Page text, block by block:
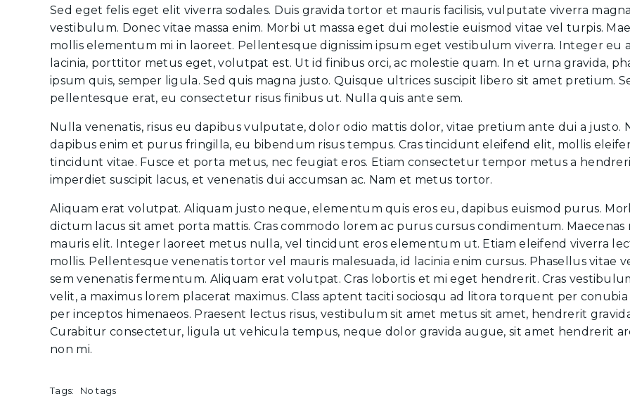
Sed eget felis eget elit viverra sodales. Duis gravida tortor et mauris facilisis, vulputate viverra
vestibulum. Donec vitae massa enim. Morbi ut massa eget dui molestie euismod vitae vel turpis.
mollis elementum mi in laoreet. Pellentesque dignissim ipsum eget vestibulum viverra. Integer eu
lacinia, porttitor metus eget, volutpat est. Ut id finibus orci, ac molestie quam. In et urna gravida,
ipsum quis, semper ligula. Sed quis magna justo. Quisque ultrices suscipit libero sit amet pretium.
pellentesque erat, eu consectetur risus finibus ut. Nulla quis ante sem.
Nulla venenatis, risus eu dapibus vulputate, dolor odio mattis dolor, vitae pretium ante dui a justo.
dapibus enim et purus fringilla, eu bibendum risus tempus. Cras tincidunt eleifend elit, mollis
tincidunt vitae. Fusce et porta metus, nec feugiat eros. Etiam consectetur tempor metus a
imperdiet suscipit lacus, et venenatis dui accumsan ac. Nam et metus tortor.
Aliquam erat volutpat. Aliquam justo neque, elementum quis eros eu, dapibus euismod purus.
dictum lacus sit amet porta mattis. Cras commodo lorem ac purus cursus condimentum. Maecenas
mauris elit. Integer laoreet metus nulla, vel tincidunt eros elementum ut. Etiam eleifend viverra
mollis. Pellentesque venenatis tortor vel mauris malesuada, id lacinia enim cursus. Phasellus vitae
sem venenatis fermentum. Aliquam erat volutpat. Cras lobortis et mi eget hendrerit. Cras
velit, a maximus lorem placerat maximus. Class aptent taciti sociosqu ad litora torquent per conubia
per inceptos himenaeos. Praesent lectus risus, vestibulum sit amet metus sit amet, hendrerit
Curabitur consectetur, ligula ut vehicula tempus, neque dolor gravida augue, sit amet hendrerit
non mi.
Tags: No tags